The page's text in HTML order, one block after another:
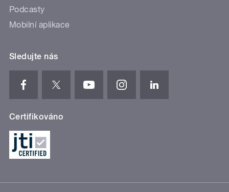
Podcasty
Mobilní aplikace
Sledujte nás
Certifikováno